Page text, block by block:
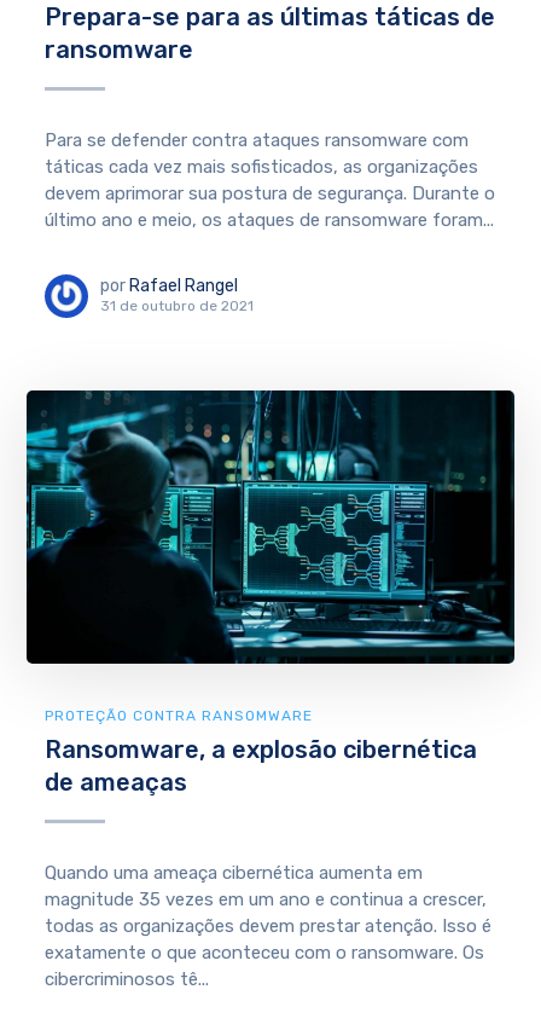
Prepara-se para as últimas táticas de
ransomware
Para se defender contra ataques ransomware com
táticas cada vez mais sofisticados, as organizações
devem aprimorar sua postura de segurança. Durante o
último ano e meio, os ataques de ransomware foram...
por Rafael Rangel
31 de outubro de 2021
PROTEÇÃO CONTRA RANSOMWARE
Ransomware, a explosão cibernética
de ameaças
Quando uma ameaça cibernética aumenta em
magnitude 35 vezes em um ano e continua a crescer,
todas as organizações devem prestar atenção. Isso é
exatamente o que aconteceu com o ransomware. Os
cibercriminosos tê...